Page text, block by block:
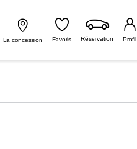
La concession Favoris Réservation Profil